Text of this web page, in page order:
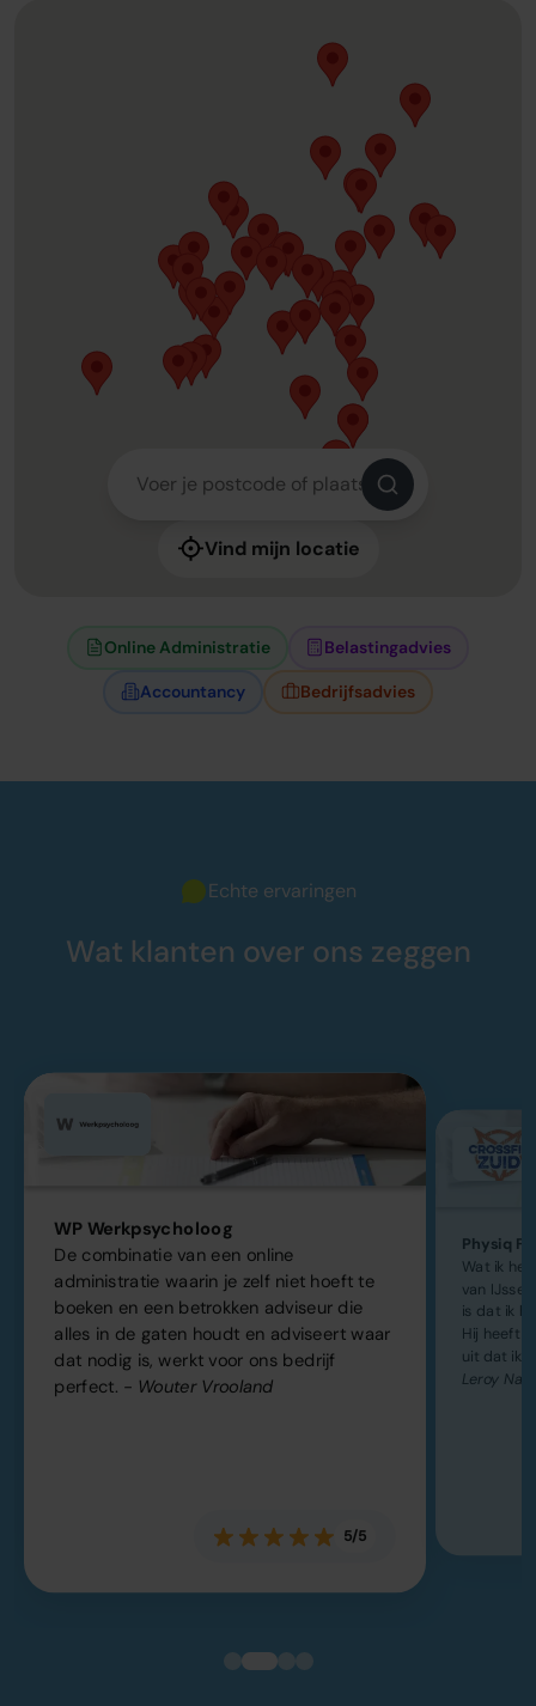
Vind mijn locatie
Online Administratie Belastingadvies
Accountancy Bedrijfsadvies
Echte ervaringen
Wat klanten over ons zeggen
WP Werkpsycholoog
De combinatie van een online
administratie waarin je zelf niet hoeft te
boeken en een betrokken adviseur die
alles in de gaten houdt en adviseert waar
dat nodig is, werkt voor ons bedrijf
perfect. - Wouter Vrooland
5/5
Physiq
Wat ik
van
is dat ik
Hij heeft
uit dat ik
Leroy